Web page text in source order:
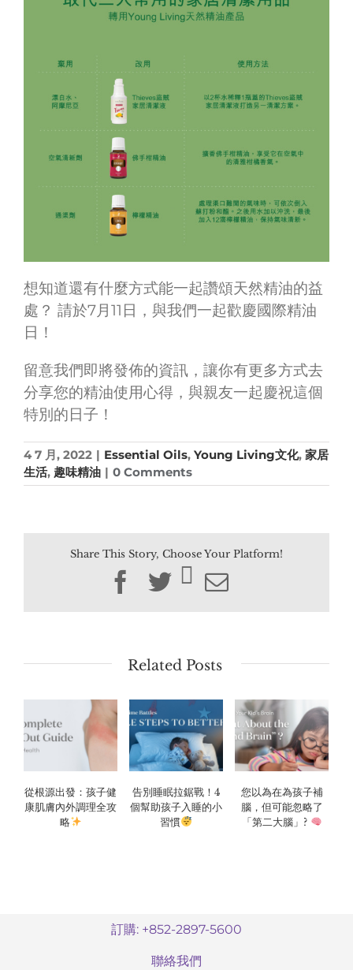
想知道還有什麼方式能一起讚頌天然精油的益
處？ 請於7月11日，與我們一起歡慶國際精油
日！
留意我們即將發佈的資訊，讓你有更多方式去
分享您的精油使用心得，與親友一起慶祝這個
特別的日子！
4 7 月, 2022 | Essential Oils, Young Living文化, 家居
生活, 趣味精油 | 0 Comments
Share This Story, Choose Your Platform!
Facebook
TwitterEmail
Related Posts
從根源出發：孩子健
康肌膚內外調理全攻
略
告別睡眠拉鋸戰！4
個幫助孩子入睡的小
習慣
您以為在為孩子補
腦，但可能忽略了
「第二大腦」?
訂購: +852-2897-5600
聯絡我們